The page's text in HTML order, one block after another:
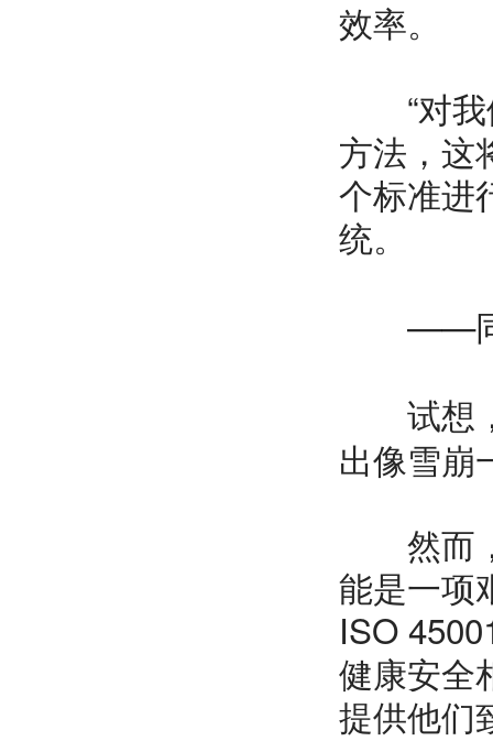
效率。
“对我
方法，这
个标准进
统。
——
试想，
出像雪崩
然而，
能是一项
ISO
健康安全
提供他们